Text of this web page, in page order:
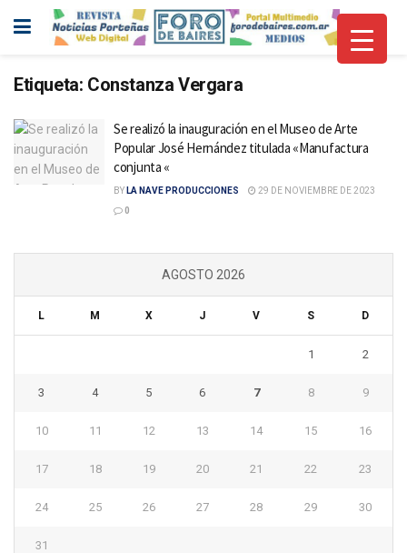
Etiqueta: Constanza Vergara
Se realizó la inauguración en el Museo de Arte
Popular José Hernández titulada «Manufactura
conjunta «
BY LA NAVE PRODUCCIONES
29 DE NOVIEMBRE DE 2023
0
AGOSTO 2026
L M X J V S D
1 2
3 4 5 6 7 8 9
10 11 12 13 14 15 16
17 18 19 20 21 22 23
24 25 26 27 28 29 30
31